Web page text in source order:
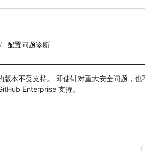
配置问题诊断
版本不受支持。 即使针对重大安全问题，
Enterprise 支持。